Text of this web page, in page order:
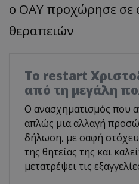
ο ΟΑΥ προχώρησε σε
θεραπειών
Το restart
από τη μεγάλη
Ο ανασχηματισμός που
απλώς μια αλλαγή
δήλωση, με σαφή
της θητείας της και
μετατρέψει τις